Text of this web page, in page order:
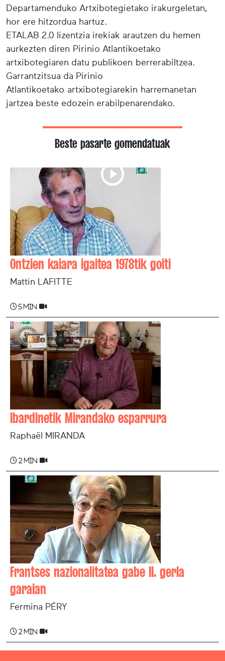
Departamenduko Artxibotegietako irakurgeletan,
hor ere hitzordua hartuz.
ETALAB 2.0 lizentzia irekiak arautzen du hemen
aurkezten diren Pirinio Atlantikoetako
artxibotegiaren datu publikoen berrerabiltzea.
Garrantzitsua da Pirinio
Atlantikoetako artxibotegiarekin harremanetan
jartzea beste edozein erabilpenarendako.
Beste pasarte gomendatuak
Ontzien kaiara igaitea 1978tik goiti
Mattin LAFITTE
5 min
Ibardinetik Mirandako esparrura
Raphaël MIRANDA
2 min
Frantses nazionalitatea gabe II. gerla
garaian
Fermina PÉRY
2 min